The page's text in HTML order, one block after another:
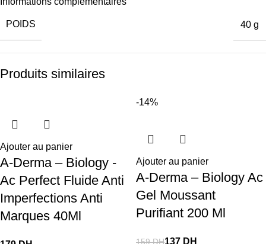
POIDS 40 g
Produits similaires
Ajouter au panier
A-Derma – Biology -
Ac Perfect Fluide Anti
Imperfections Anti
Marques 40Ml
-14%
Ajouter au panier
A-Derma – Biology Ac
Gel Moussant
Purifiant 200 Ml
159DH137 DH